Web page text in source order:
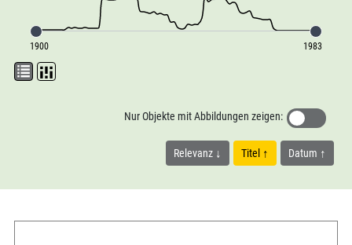
1900 1983
Relevanz Titel Datum
Nur Objekte mit Abbildungen zeigen: